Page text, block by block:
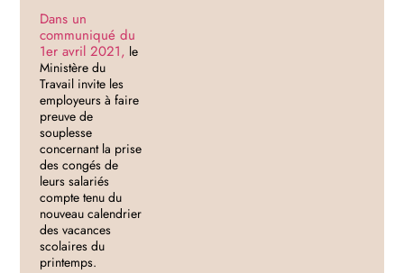
Dans un
communiqué du
1er avril 2021, le
Ministère du
Travail invite les
employeurs à faire
preuve de
souplesse
concernant la prise
des congés de
leurs salariés
compte tenu du
nouveau calendrier
des vacances
scolaires du
printemps.